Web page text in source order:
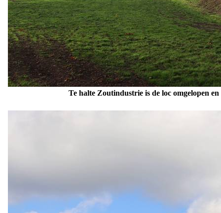
Te halte Zoutindustrie is de loc omgelopen